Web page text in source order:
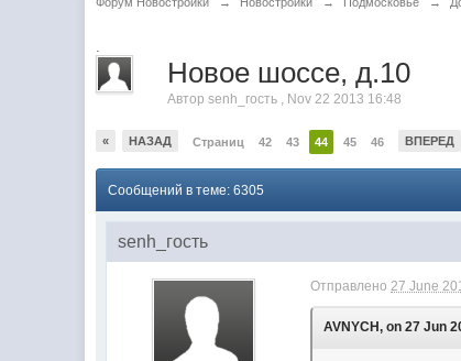
.
Новое шоссе, д.10
Авторsenh_гость , Nov 22 2013 16:48
« НАЗАД Страниц 42 43 44 45 46 ВПЕРЕД
Сообщений в теме: 6305
senh_гость
Отправлено27 June
AVNYCH, on 27 Jun